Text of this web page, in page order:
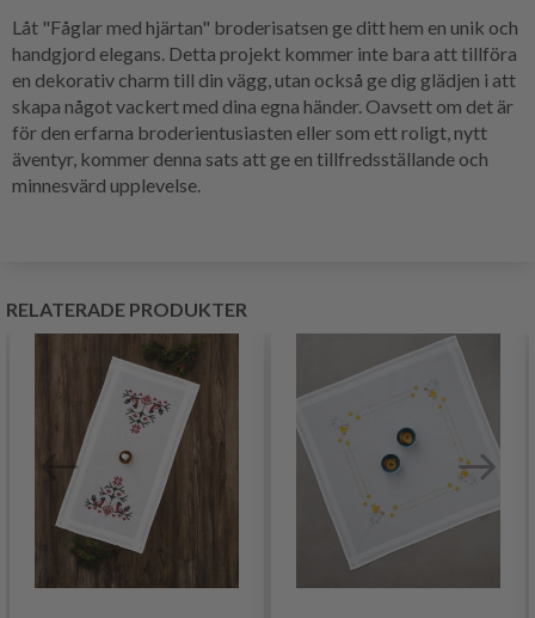
Låt "Fåglar med hjärtan" broderisatsen ge ditt hem en unik och
handgjord elegans. Detta projekt kommer inte bara att tillföra
en dekorativ charm till din vägg, utan också ge dig glädjen i att
skapa något vackert med dina egna händer. Oavsett om det är
för den erfarna broderientusiasten eller som ett roligt, nytt
äventyr, kommer denna sats att ge en tillfredsställande och
minnesvärd upplevelse.
RELATERADE PRODUKTER